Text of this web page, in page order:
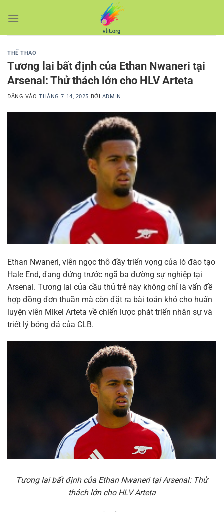
qua
THỂ THAO
Tương lai bất định của Ethan Nwaneri tại
Arsenal: Thử thách lớn cho HLV Arteta
ĐĂNG VÀOTHÁNG 7 14, 2025 BỞI ADMIN
Ethan Nwaneri, viên ngọc thô đầy triển vọng của lò đào tạo
Hale End, đang đứng trước ngã ba đường sự nghiệp tại
Arsenal. Tương lai của cầu thủ trẻ này không chỉ là vấn đề
hợp đồng đơn thuần mà còn đặt ra bài toán khó cho huấn
luyện viên Mikel Arteta về chiến lược phát triển nhân sự và
triết lý bóng đá của CLB.
Tương lai bất định của Ethan Nwaneri tại Arsenal: Thử
thách lớn cho HLV Arteta